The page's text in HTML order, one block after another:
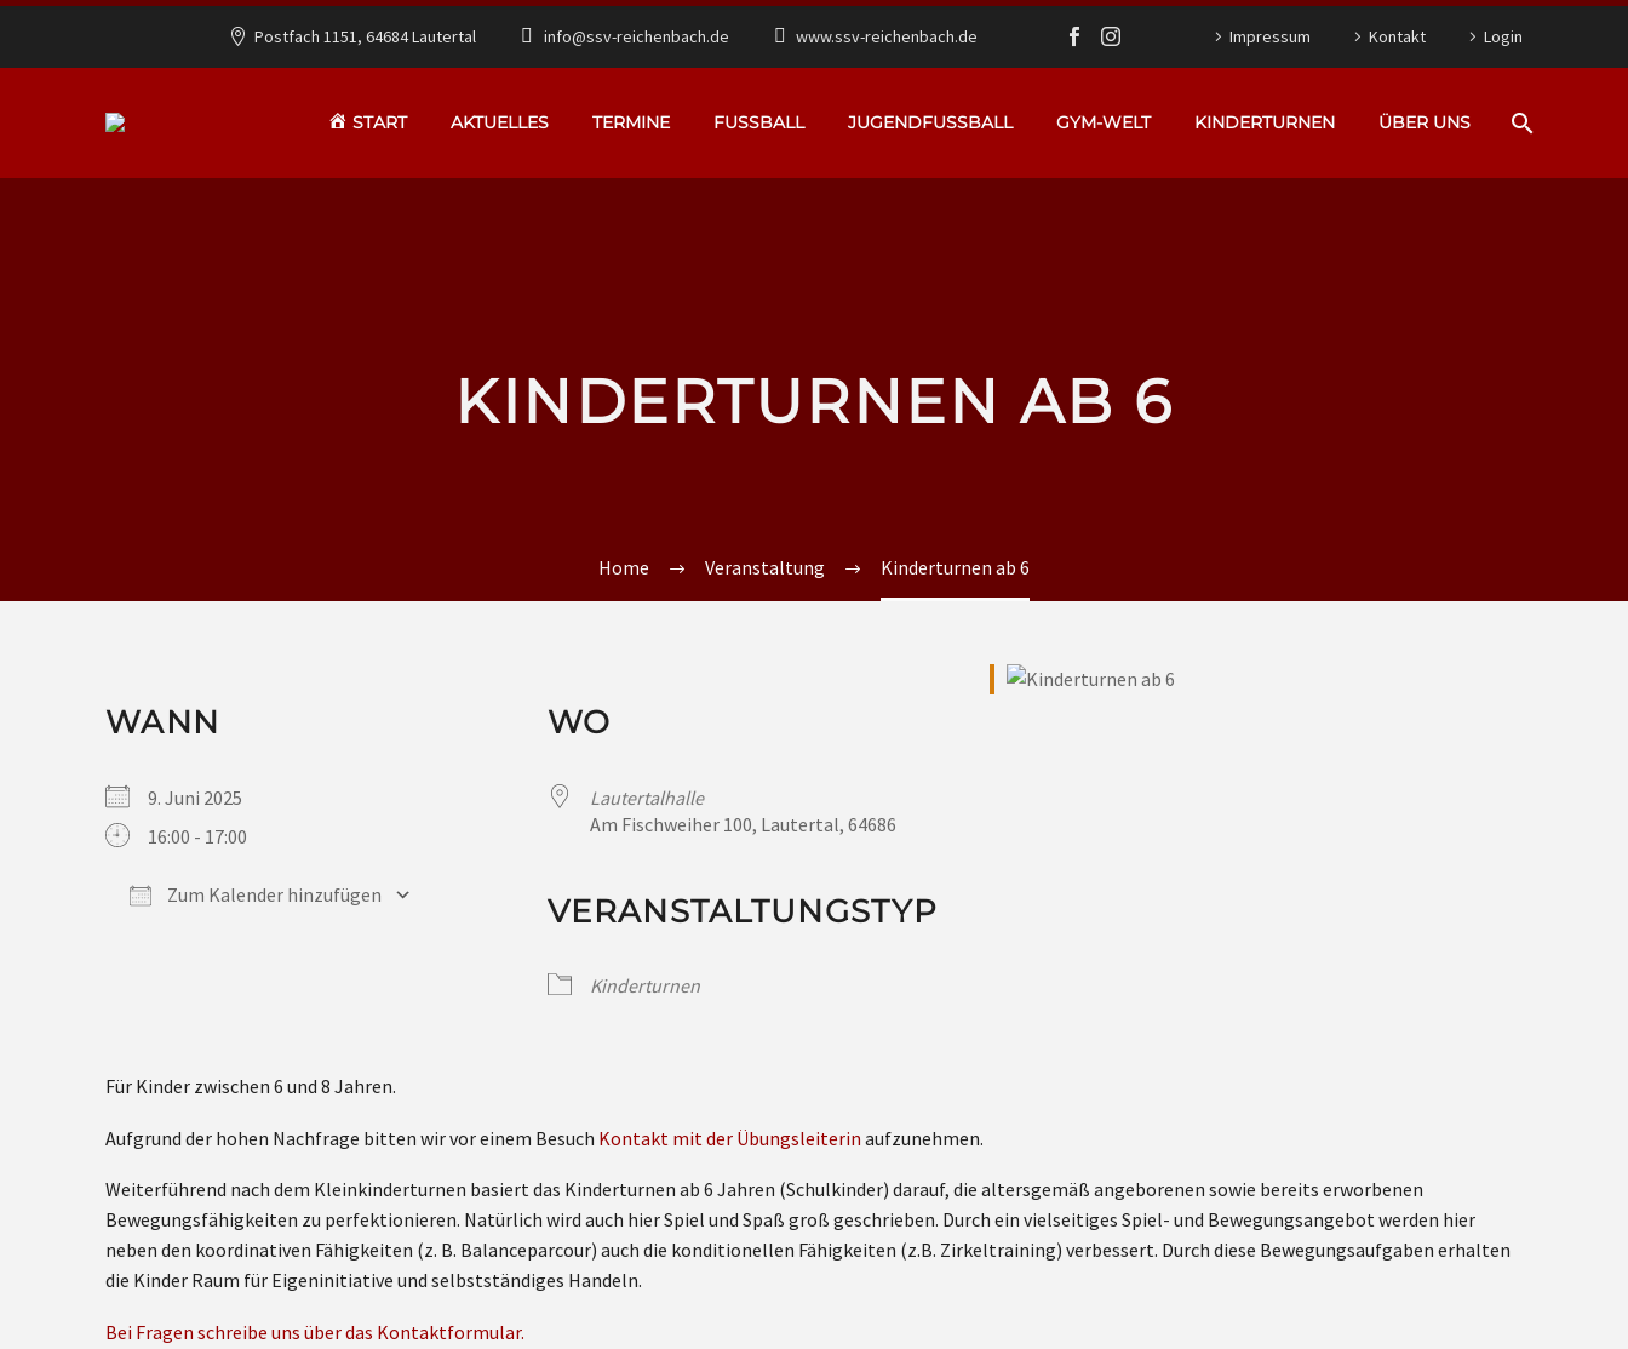
Postfach 1151, 64684 Lautertal info@ssv-reichenbach.de www.ssv-reichenbach.de Impressum Kontakt Login
START AKTUELLES TERMINE FUSSBALL JUGENDFUSSBALL GYM-WELT KINDERTURNEN ÜBER UNS
KINDERTURNEN AB 6
Home Veranstaltung Kinderturnen ab 6
WANN
9. Juni 2025
16:00 - 17:00
Zum Kalender hinzufügen
WO
Lautertalhalle
Am Fischweiher 100, Lautertal, 64686
VERANSTALTUNGSTYP
Kinderturnen
Für Kinder zwischen 6 und 8 Jahren.
Aufgrund der hohen Nachfrage bitten wir vor einem Besuch Kontakt mit der Übungsleiterin aufzunehmen.
Weiterführend nach dem Kleinkinderturnen basiert das Kinderturnen ab 6 Jahren (Schulkinder) darauf, die altersgemäß angeborenen sowie bereits erworbenen
Bewegungsfähigkeiten zu perfektionieren. Natürlich wird auch hier Spiel und Spaß groß geschrieben. Durch ein vielseitiges Spiel- und Bewegungsangebot werden hier
neben den koordinativen Fähigkeiten (z. B. Balanceparcour) auch die konditionellen Fähigkeiten (z.B. Zirkeltraining) verbessert. Durch diese Bewegungsaufgaben erhalten
die Kinder Raum für Eigeninitiative und selbstständiges Handeln.
Bei Fragen schreibe uns über das Kontaktformular.